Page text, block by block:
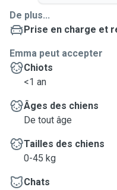
De plus...
Prise en charge et
Emma peut accepter
Chiots
<1 an
Âges des chiens
De tout âge
Tailles des chiens
0-45 kg
Chats